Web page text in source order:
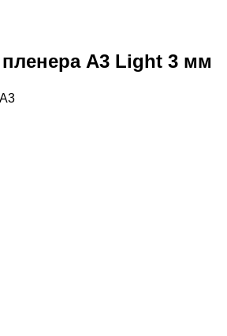
A3 Light 3 мм